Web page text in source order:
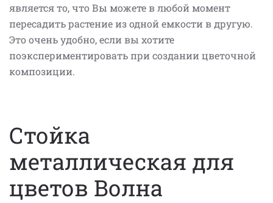
является то, что Вы можете в любой момент
пересадить растение из одной емкости в другую.
Это очень удобно, если вы хотите
поэкспериментировать при создании цветочной
композиции.
Стойка
металлическая для
цветов Волна